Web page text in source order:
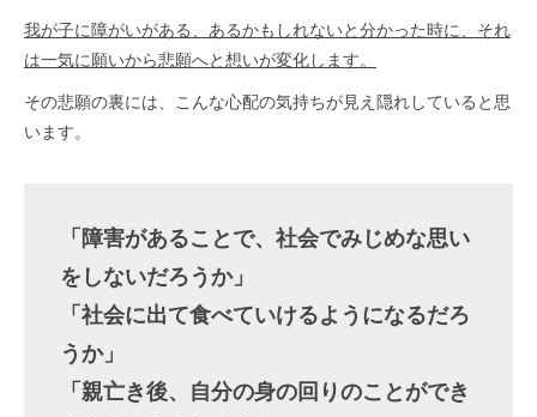
我が子に障がいがある、あるかもしれないと分かった時に、それ
は一気に願いから悲願へと想いが変化します。
その悲願の裏には、こんな心配の気持ちが見え隠れしていると思
います。
「障害があることで、社会でみじめな思い
をしないだろうか」
「社会に出て食べていけるようになるだろ
うか」
「親亡き後、自分の身の回りのことができ